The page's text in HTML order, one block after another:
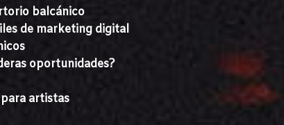
balcánico
de marketing digital
oportunidades?
artistas